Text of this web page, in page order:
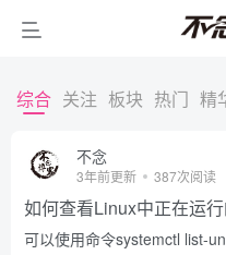
综合 关注 板块 热门 精
不念
3年前更新 387次阅读
如何查看Linux中正在运行
可以使用命令systemctl list-